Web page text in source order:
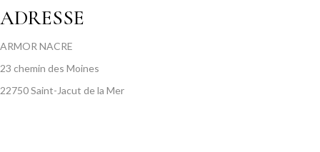
ADRESSE
ARMOR NACRE
23 chemin des Moines
22750 Saint-Jacut de la Mer